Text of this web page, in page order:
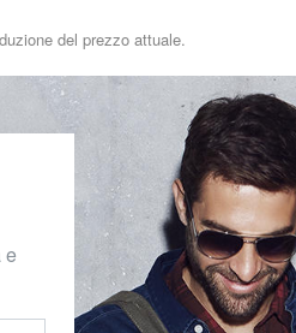
del prezzo attuale.
e